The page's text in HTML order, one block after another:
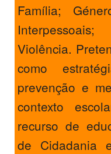
Família;
Violência.
como
prevenção e
contexto
recurso de
de Cidadania